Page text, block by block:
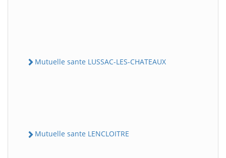
Mutuelle sante LUSSAC-LES-CHATEAUX
Mutuelle sante LENCLOITRE